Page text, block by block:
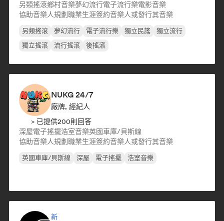
另類搖滾鄉村音樂夢幻流行電子流行樂電影音樂
協助音樂人規劃職業生涯簽約音樂人或發行其音樂
另類搖滾 夢幻流行 電子流行樂 獨立民謠
獨立流行
獨立搖滾
流行搖滾 後搖滾
NUKG 24/7
廠牌, 經紀人
> 已提供200則回答
深屋電子搖擺浩室音樂英國車庫/貝斯線
協助音樂人規劃職業生涯簽約音樂人或發行其音樂
英國車庫/貝斯線 深屋 電子搖擺 浩室音樂
新